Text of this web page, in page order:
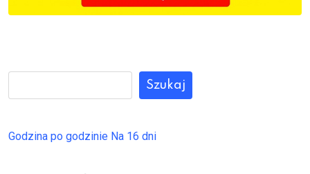
Szukaj
Godzina po godzinie Na 16 dni